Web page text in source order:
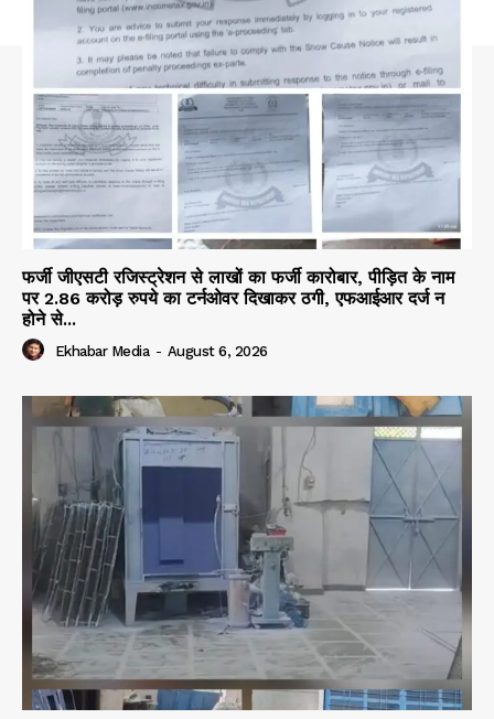
फर्जी जीएसटी रजिस्ट्रेशन से लाखों का फर्जी कारोबार, पीड़ित के नाम
पर 2.86 करोड़ रुपये का टर्नओवर दिखाकर ठगी, एफआईआर दर्ज न
होने से...
Ekhabar Media - August 6, 2026